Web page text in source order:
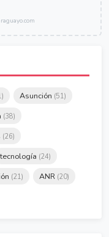
Asunción (51)
(38)
(26)
tecnología (24)
(21) ANR (20)